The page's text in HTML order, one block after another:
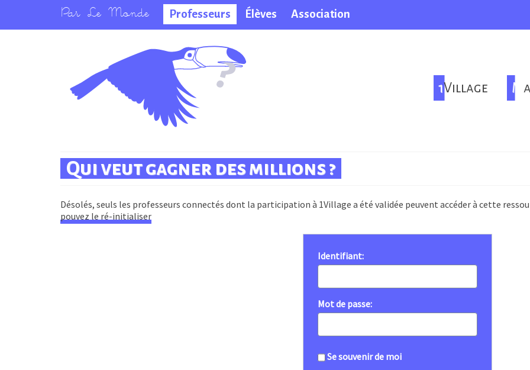
Professeurs Élèves Association
La salle des
professeurs 1Village
Qui veut gagner des millions ?
Désolés, seuls les professeurs connectés dont la participation à 1Village a été validée peuvent accéder à cette
pouvez le ré-initialiser
Identifiant:
Mot de passe:
Se souvenir de moi